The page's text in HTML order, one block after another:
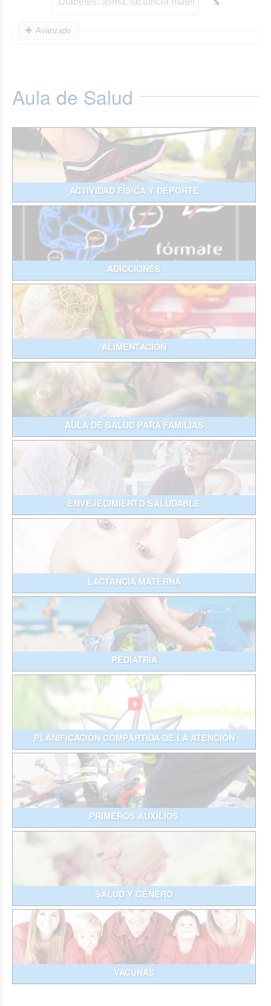
Avanzado
Aula de Salud
ACTIVIDAD FÍSICA Y DEPORTE
ADICCIONES
ALIMENTACIÓN
AULA DE SALUD PARA FAMILIAS
ENVEJECIMIENTO SALUDABLE
LACTANCIA MATERNA
PEDIATRÍA
PLANIFICACIÓN COMPARTIDA DE LA ATENCIÓN
PRIMEROS AUXILIOS
SALUD Y GÉNERO
VACUNAS